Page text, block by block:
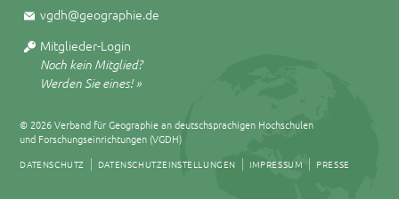
vgdh@geographie.de
Mitglieder-Login
Noch kein Mitglied?
Werden Sie eines! »
© 2026 Verband für Geographie an deutschsprachigen Hochschulen
und Forschungseinrichtungen (VGDH)
DATENSCHUTZ DATENSCHUTZEINSTELLUNGEN IMPRESSUM PRESSE